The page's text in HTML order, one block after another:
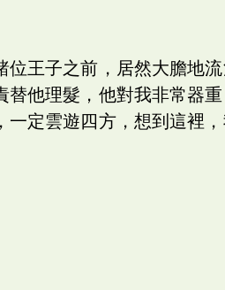
位王子之前，居然大膽地
他理髮，他對我非常器
定雲遊四方，想到這裡